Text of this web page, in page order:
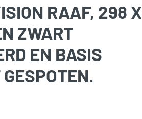
RAAF, 298 X
ZWART
EN BASIS